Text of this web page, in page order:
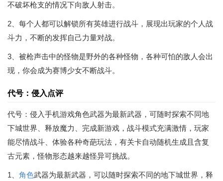
不破坏枪支的情况下向敌人射击。
2、每个人都可以解锁所有英雄进行战斗，展现出玩家的个人战
斗力，不断的发挥自己力量对战。
3、被枪声击中的怪物是野外的各种怪物，各种可怕的敌人会出
现，你会成为赛博少女不断战斗。
代号：侵入点评
代号：侵入手机游戏角色武器为最新武器，可随时探索不同地
下城世界、释放魔力、完成新游戏，战斗模式充满激情，玩家
能尽情战斗、体验各种奇葩玩法，有关卡自动随机生成且含复
古元素，怪物形态越来越怪异可挑战。
1、 角色武器为最新武器，可以随时探索不同的地下城世界，释